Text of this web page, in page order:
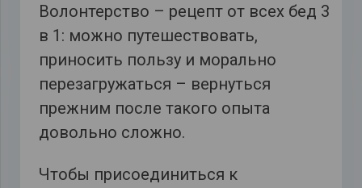
Волонтерство – рецепт от всех бед 3
в 1: можно путешествовать,
приносить пользу и морально
перезагружаться – вернуться
прежним после такого опыта
довольно сложно.
Чтобы присоединиться к